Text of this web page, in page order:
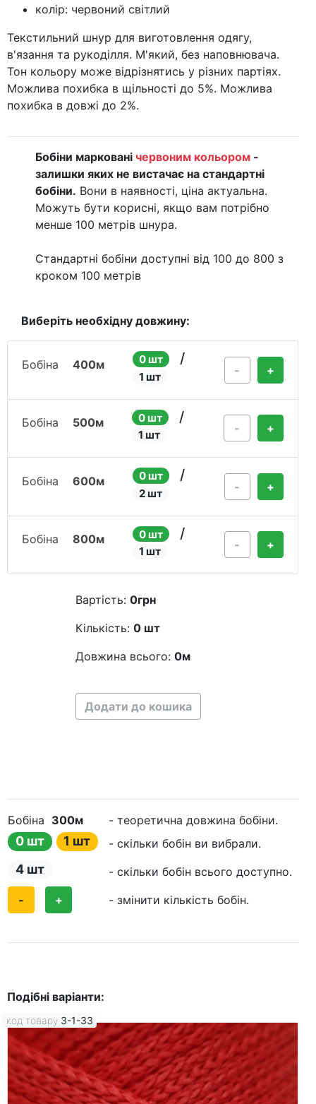
колір: червоний світлий
Текстильний шнур для виготовлення одягу,
в'язання та рукоділля. М'який, без наповнювача.
Тон кольору може відрізнятись у різних партіях.
Можлива похибка в щільності до 5%. Можлива
похибка в довжі до 2%.
Бобіни марковані червоним кольором -
залишки яких не вистачає на стандартні
бобіни. Вони в наявності, ціна актуальна.
Можуть бути корисні, якщо вам потрібно
менше 100 метрів шнура.
Стандартні бобіни доступні від 100 до 800 з
кроком 100 метрів
Виберіть необхідну довжину:
Бобіна 400м 0 шт /
1 шт - +
Бобіна 500м 0 шт /
1 шт - +
Бобіна 600м 0 шт /
2 шт - +
Бобіна 800м 0 шт /
1 шт - +
Вартість: 0грн
Кількість: 0шт
Довжина всього: 0м
Додати до кошика
Бобіна 300м - теоретична довжина бобіни.
0 шт 1 шт - скільки бобін ви вибрали.
4 шт
- скільки бобін всього доступно.
-
+ - змінити кількість бобін.
Подібні варіанти:
код товару 3-1-33